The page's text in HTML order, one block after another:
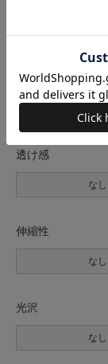
裏地
透け感
なし
伸縮性
なし
光沢
なし